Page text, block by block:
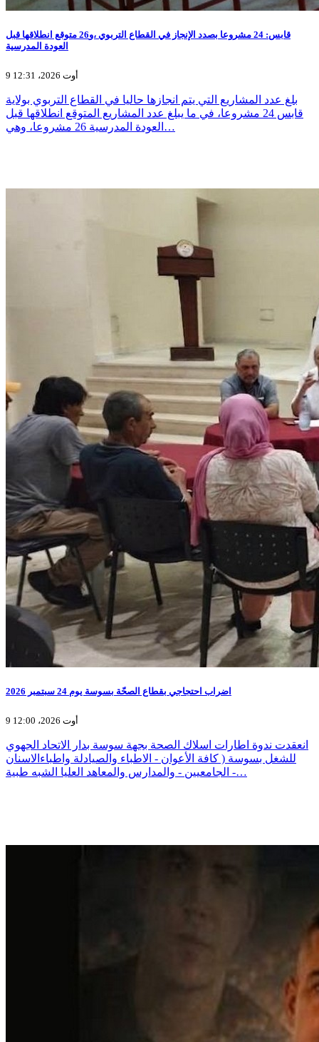
قابس: 24 مشروعا بصدد الإنجاز في القطاع التربوي ،و26 متوقع انطلاقها قبل
العودة المدرسية
9 أوت 2026، 12:31
بلغ عدد المشاريع التي يتم انجازها حاليا في القطاع التربوي بولاية
قابس 24 مشروعا، في ما يبلغ عدد المشاريع المتوقع انطلاقها قبل
العودة المدرسية 26 مشروعا، وهي…
اضراب احتجاجي بقطاع الصحّة بسوسة يوم 24 سبتمبر 2026
9 أوت 2026، 12:00
انعقدت ندوة اطارات اسلاك الصحة بجهة سوسة بدار الاتحاد الجهوي
للشغل بسوسة ( كافة الأعوان - الاطباء والصيادلة واطباءالاسنان
الجامعيين - والمدارس والمعاهد العليا الشبه طبية -…